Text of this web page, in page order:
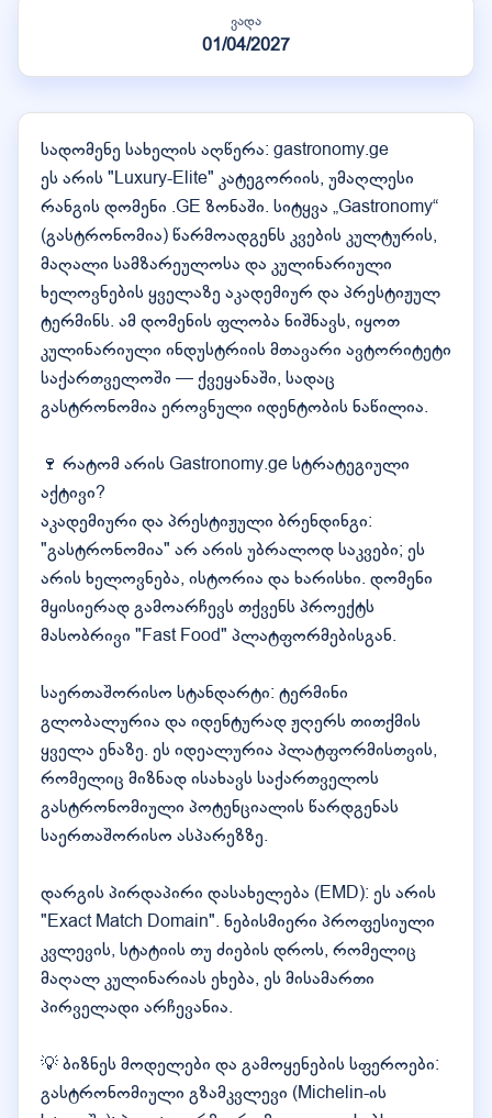
ვადა
01/04/2027
სადომენე სახელის აღწერა: gastronomy.ge
ეს არის "Luxury-Elite" კატეგორიის, უმაღლესი
რანგის დომენი .GE ზონაში. სიტყვა „Gastronomy“
(გასტრონომია) წარმოადგენს კვების კულტურის,
მაღალი სამზარეულოსა და კულინარიული
ხელოვნების ყველაზე აკადემიურ და პრესტიჟულ
ტერმინს. ამ დომენის ფლობა ნიშნავს, იყოთ
კულინარიული ინდუსტრიის მთავარი ავტორიტეტი
საქართველოში — ქვეყანაში, სადაც
გასტრონომია ეროვნული იდენტობის ნაწილია.
🍷 რატომ არის Gastronomy.ge სტრატეგიული
აქტივი?
აკადემიური და პრესტიჟული ბრენდინგი:
"გასტრონომია" არ არის უბრალოდ საკვები; ეს
არის ხელოვნება, ისტორია და ხარისხი. დომენი
მყისიერად გამოარჩევს თქვენს პროექტს
მასობრივი "Fast Food" პლატფორმებისგან.
საერთაშორისო სტანდარტი: ტერმინი
გლობალურია და იდენტურად ჟღერს თითქმის
ყველა ენაზე. ეს იდეალურია პლატფორმისთვის,
რომელიც მიზნად ისახავს საქართველოს
გასტრონომიული პოტენციალის წარდგენას
საერთაშორისო ასპარეზზე.
დარგის პირდაპირი დასახელება (EMD): ეს არის
"Exact Match Domain". ნებისმიერი პროფესიული
კვლევის, სტატიის თუ ძიების დროს, რომელიც
მაღალ კულინარიას ეხება, ეს მისამართი
პირველადი არჩევანია.
💡 ბიზნეს მოდელები და გამოყენების სფეროები:
გასტრონომიული გზამკვლევი (Michelin-ის